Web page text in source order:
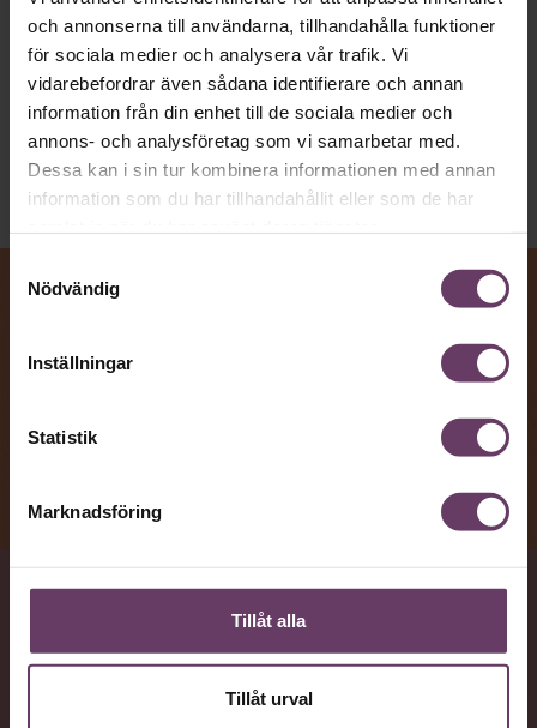
och annonserna till användarna, tillhandahålla funktioner
för sociala medier och analysera vår trafik. Vi
vidarebefordrar även sådana identifierare och annan
information från din enhet till de sociala medier och
annons- och analysföretag som vi samarbetar med.
Dessa kan i sin tur kombinera informationen med annan
information som du har tillhandahållit eller som de har
Nödvändig
Inställningar
Statistik
Marknadsföring
Tillåt alla
Tillåt urval
Beslutsfattande
Text:Fredrik Kullberg
Publicerad2026-08-10
Vanliga problem som kan sänka motivationen och bli
hinder för produktiviteten, när det är dags att
återvända till jobbet efter semestern.